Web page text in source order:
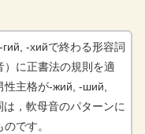
-хийで終わる形容詞
）に正書法の規則を適
性主格が-жий, -ший,
，軟母音のパターンに
です。